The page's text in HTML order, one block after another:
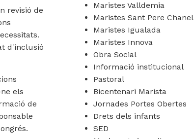
revisió de
d'inclusió
els
de
Maristes Valldemia
Maristes Sant Pere Chanel
Maristes Igualada
Maristes Innova
Obra Social
Informació institucional
Pastoral
Bicentenari Marista
Jornades Portes Obertes
Drets dels infants
SED